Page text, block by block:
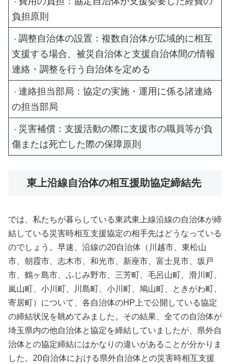
・
負担原則
・調整自治体の設置：複数自治体が広域的に相互
支援する場合、被災自治体と支援自治体間の情報
連絡・調整を行う自治体を定める
・連絡担当部局：協定の実施・運用に係る諸連絡
の担当部局
・ 災害補償：支援活動の際に支援市の職員等が負
傷または死亡した際の保障原則
東上沿線自治体の相互援助協定締結先
では、私たちが暮らしている東武東上線沿線の自治体が締
結している災害時相互支援協定の相手先はどうなっている
のでしょう。早速、沿線の20自治体（川越市、東松山
市、朝霞市、志木市、和光市、新座市、富士見市、坂戸
市、鶴ヶ島市、ふじみ野市、三芳町、毛呂山町、滑川町、
嵐山町、小川町、川島町、小川町、鳩山町、ときがわ町、
寄居町）について、各自治体のHP上で公開している協定
の締結状況を眺めてみました。その結果、全ての自治体が
埼玉県内の他自治体と協定を締結していましたが、県外自
治体との協定締結にはかなりの違いがあることが分かりま
した。20自治体における県外自治体との災害時相互支援